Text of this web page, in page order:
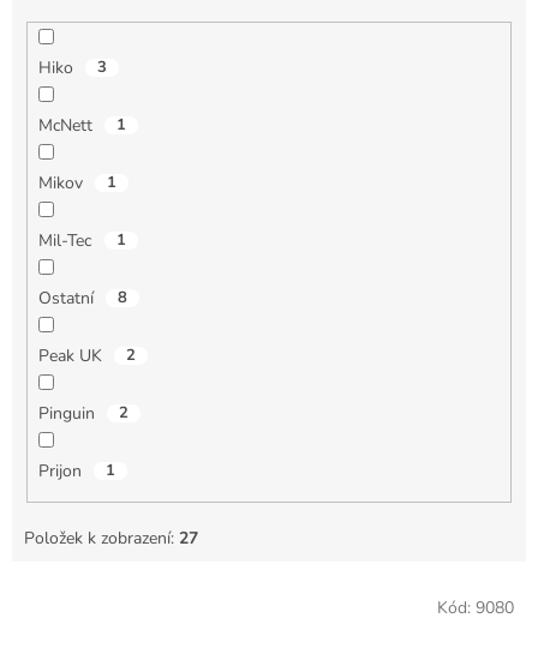
Hiko 3
McNett 1
Mikov 1
Mil-Tec 1
Ostatní 8
Peak UK 2
Pinguin 2
Prijon 1
Položek k zobrazení: 27
Kód: 9080